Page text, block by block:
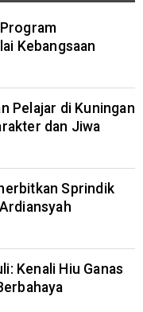
Kebangsaan
Pelajar di Kuningan
dan Jiwa
Sprindik
Kenali Hiu Ganas